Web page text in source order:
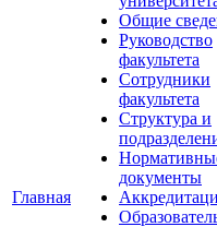
Главная
Общие
Руководство
факультета
Сотрудники
факультета
Структура и
документы